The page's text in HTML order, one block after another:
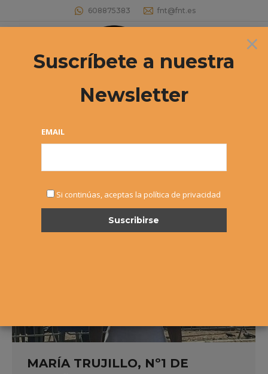
608875383 fnt@fnt.es
Buscar:
Archivos diarios:3 septiembre, 2023
MARÍA TRUJILLO, Nº1 DE
×
Suscríbete a nuestra
Newsletter
EMAIL
Si continúas, aceptas la política de privacidad